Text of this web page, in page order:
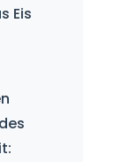
Eis